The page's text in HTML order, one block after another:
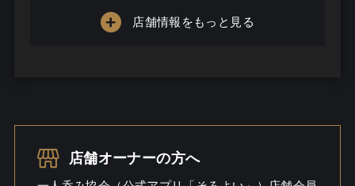
一人呑み
店舗情報をもっと見る
店舗オーナーの方へ